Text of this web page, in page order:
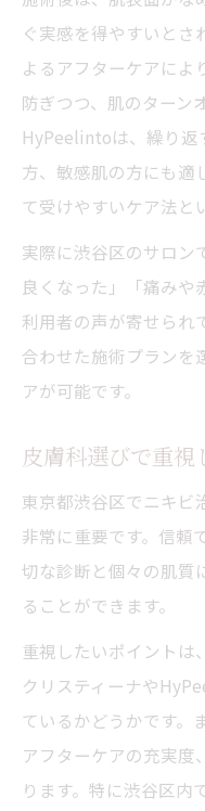
ニキビ悩み
クリスティ
法
口コミで広
先進スキン
ニキビ対策
ぐ実感を得やすいとさ
よるアフターケアによ
防ぎつつ、肌のターン
HyPeelintoは、繰り返
方、敏感肌の方にも適
て受けやすいケア法と
実際に渋谷区のサロン
良くなった」「痛みや
利用者の声が寄せられ
合わせた施術プランを
アが可能です。
皮膚科選びで重視
東京都渋谷区でニキビ
非常に重要です。信頼
切な診断と個々の肌質
ることができます。
重視したいポイントは
クリスティーナや
ているかどうかです。
アフターケアの充実度
ります。特に渋谷区内